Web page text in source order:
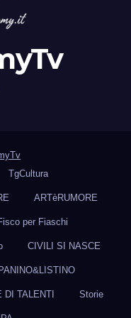
TgCultura
ARTèRUMORE
per Fiaschi
CIVILI SI NASCE
DI TALENTI Storie